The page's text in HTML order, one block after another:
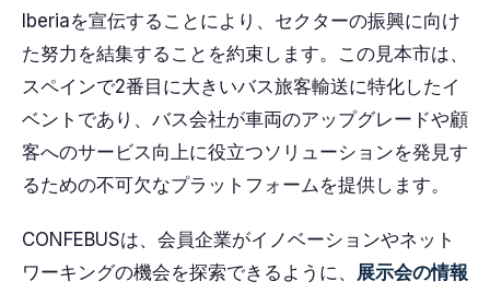
Iberiaを宣伝することにより、セクターの振興に向け
た努力を結集することを約束します。この見本市は、
スペインで2番目に大きいバス旅客輸送に特化したイ
ベントであり、バス会社が車両のアップグレードや顧
客へのサービス向上に役立つソリューションを発見す
るための不可欠なプラットフォームを提供します。
CONFEBUSは、会員企業がイノベーションやネット
ワーキングの機会を探索できるように、 展示会の情報